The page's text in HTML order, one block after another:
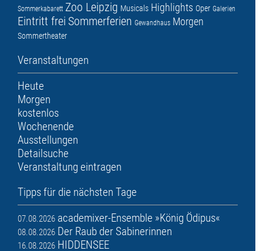
Sommerkabarett Zoo Leipzig Musicals Highlights Oper Galerien
Eintritt frei Sommerferien Gewandhaus Morgen
Sommertheater
Veranstaltungen
Heute
Morgen
kostenlos
Wochenende
Ausstellungen
Detailsuche
Veranstaltung eintragen
Tipps für die nächsten Tage
07.08.2026 academixer-Ensemble »König Ödipus«
08.08.2026 Der Raub der Sabinerinnen
16.08.2026 HIDDENSEE